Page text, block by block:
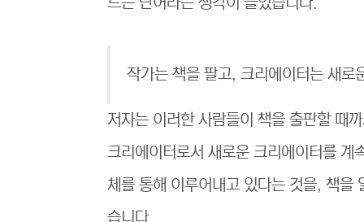
작가는 책을 팔고, 크리에이터는 새로
저자는 이러한 사람들이 책을 출판할 때
크리에이터로서 새로운 크리에이터를 계
체를 통해 이루어내고 있다는 것을, 책을
습니다.